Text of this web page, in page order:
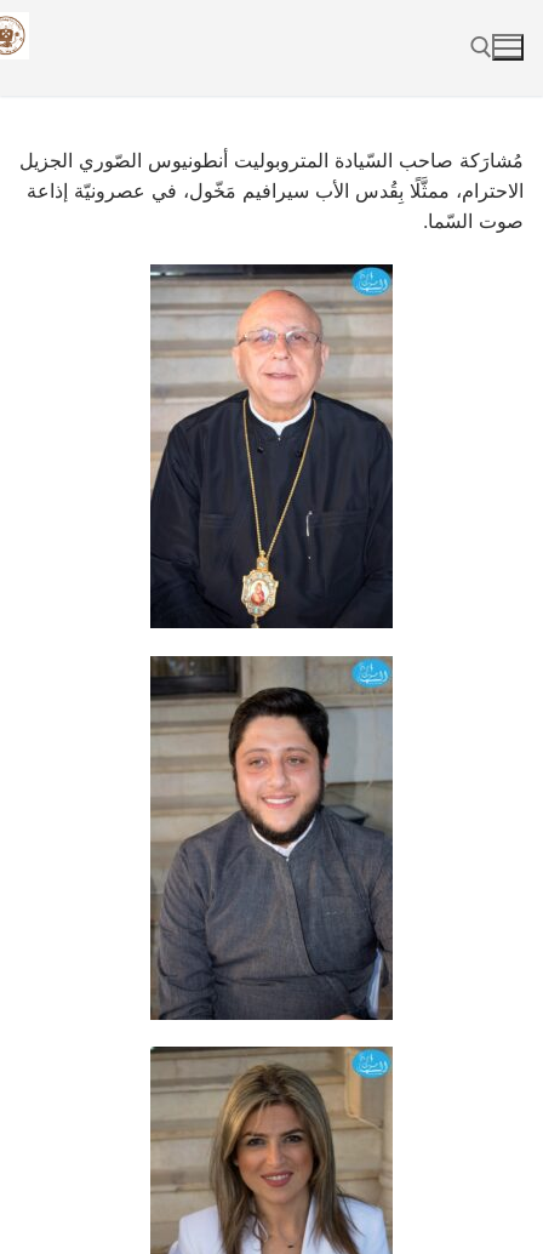
Skip
to
مُشارَكة صاحب السّيادة المتروبوليت أنطونيوس الصّوري الجزيل
الاحترام، ممثَّلًا بِقُدس الأب سيرافيم مَخّول، في عصرونيّة إذاعة
صوت السّما.